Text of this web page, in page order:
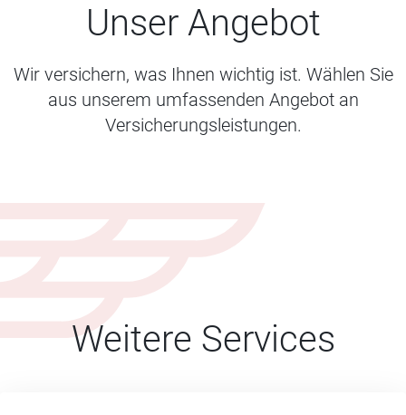
Unser Angebot
Wir versichern, was Ihnen wichtig ist. Wählen Sie
aus unserem umfassenden Angebot an
Versicherungsleistungen.
Weitere Services